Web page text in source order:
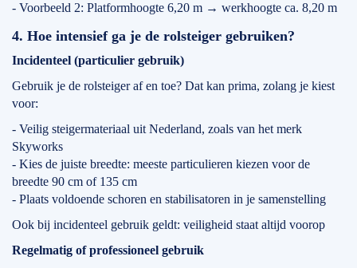
- Voorbeeld 2: Platformhoogte 6,20 m → werkhoogte ca. 8,20 m
4. Hoe intensief ga je de rolsteiger gebruiken?
Incidenteel (particulier gebruik)
Gebruik je de rolsteiger af en toe? Dat kan prima, zolang je kiest
voor:
- Veilig steigermateriaal uit Nederland, zoals van het merk
Skyworks
- Kies de juiste breedte: meeste particulieren kiezen voor de
breedte 90 cm of 135 cm
- Plaats voldoende schoren en stabilisatoren in je samenstelling
Ook bij incidenteel gebruik geldt: veiligheid staat altijd voorop
Regelmatig of professioneel gebruik